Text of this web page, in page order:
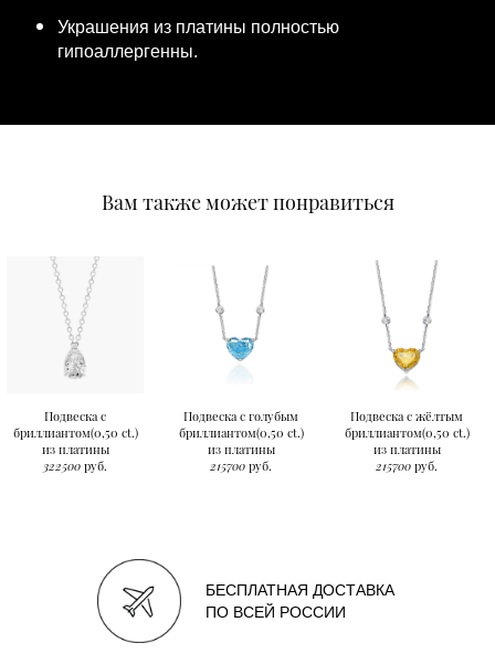
Украшения из платины полностью
гипоаллергенны.
Вам также может понравиться
Подвеска с
бриллиантом(0,50 ct.)
из платины
322500 руб.
Подвеска с голубым
бриллиантом(0,50 ct.)
из платины
215700 руб.
Подвеска с жёлтым
бриллиантом(0,50 ct.)
из платины
215700 руб.
БЕСПЛАТНАЯ ДОСТАВКА
ПО ВСЕЙ РОССИИ